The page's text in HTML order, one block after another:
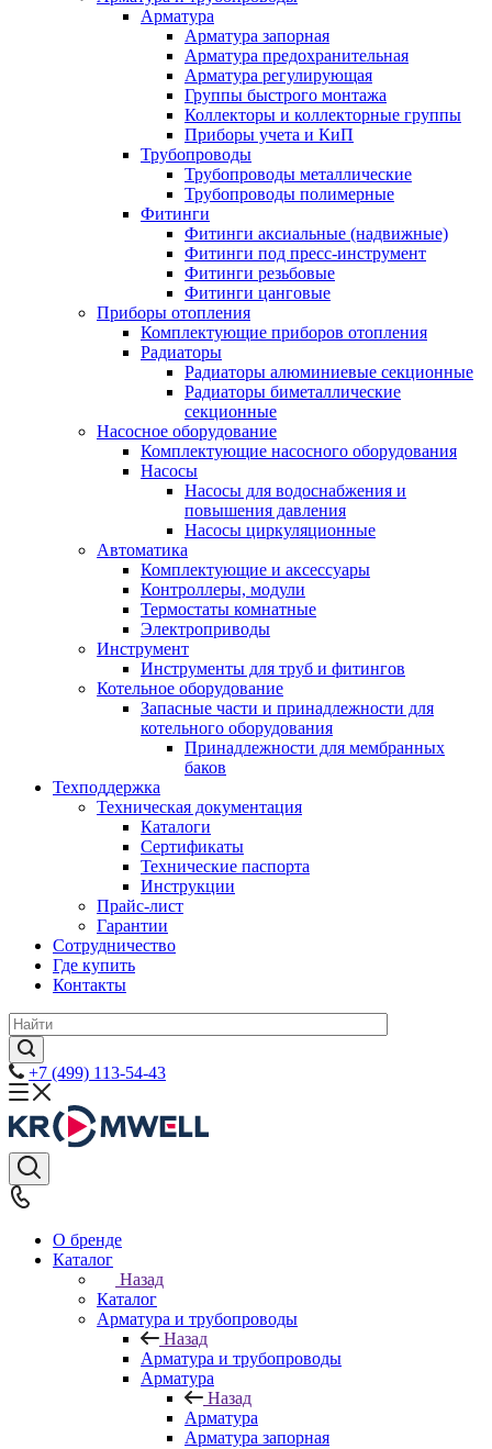
Арматура
Арматура запорная
Арматура предохранительная
Арматура регулирующая
Группы быстрого монтажа
Коллекторы и коллекторные группы
Приборы учета и КиП
Трубопроводы
Трубопроводы металлические
Трубопроводы полимерные
Фитинги
Фитинги аксиальные (надвижные)
Фитинги под пресс-инструмент
Фитинги резьбовые
Фитинги цанговые
Приборы отопления
Комплектующие приборов отопления
Радиаторы
Радиаторы алюминиевые секционные
Радиаторы биметаллические
секционные
Насосное оборудование
Комплектующие насосного оборудования
Насосы
Насосы для водоснабжения и
повышения давления
Насосы циркуляционные
Автоматика
Комплектующие и аксессуары
Контроллеры, модули
Термостаты комнатные
Электроприводы
Инструмент
Инструменты для труб и фитингов
Котельное оборудование
Запасные части и принадлежности для
котельного оборудования
Принадлежности для мембранных
баков
Техподдержка
Техническая документация
Каталоги
Сертификаты
Технические паспорта
Инструкции
Прайс-лист
Гарантии
Сотрудничество
Где купить
Контакты
+7 (499) 113-54-43
О бренде
Каталог
Назад
Каталог
Арматура и трубопроводы
Назад
Арматура и трубопроводы
Арматура
Назад
Арматура
Арматура запорная